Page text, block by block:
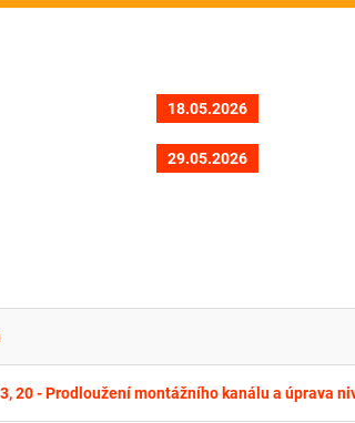
18.05.2026
29.05.2026
20 - Prodloužení montážního kanálu a úprava